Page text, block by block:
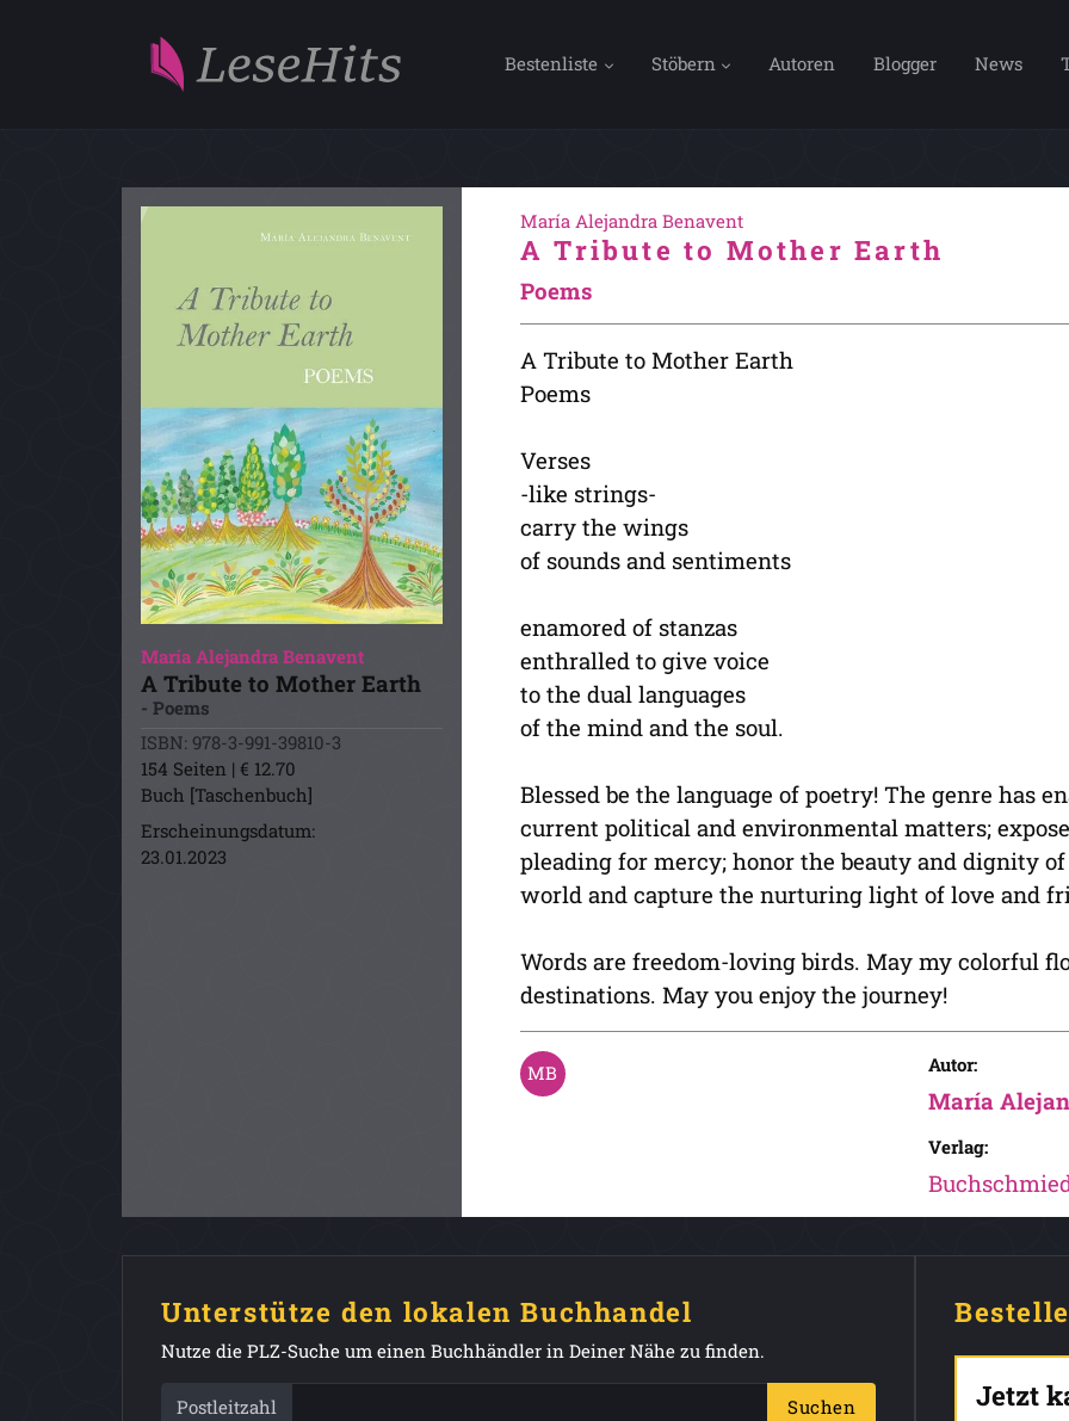
Bestenliste Stöbern Autoren Blogger News
María Alejandra Benavent
A Tribute to Mother Earth
- Poems
ISBN: 978-3-991-39810-3
154 Seiten | € 12.70
Buch [Taschenbuch]
Erscheinungsdatum:
23.01.2023
María Alejandra Benavent
A Tribute to Mother Earth
Poems
A Tribute to Mother Earth
Poems
Verses
-like strings-
carry the wings
of sounds and sentiments
enamored of stanzas
enthralled to give voice
to the dual languages
of the mind and the soul.
Blessed be the language of poetry! The genre has
current political and environmental matters;
pleading for mercy; honor the beauty and dignity
world and capture the nurturing light of love and
Words are freedom-loving birds. May my colorful
destinations. May you enjoy the journey!
Autor:
María
Verlag:
Unterstütze den lokalen Buchhandel
Nutze die PLZ-Suche um einen Buchhändler in Deiner Nähe zu finden.
Postleitzahl Suchen Jetzt